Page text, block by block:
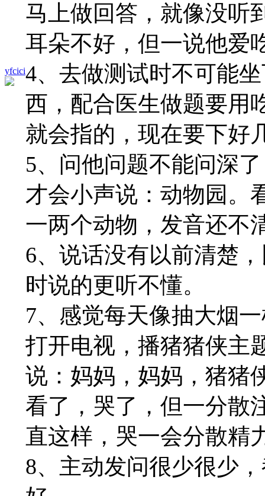
yfcici
马上做回答，就像没听
耳朵不好，但一说他爱
4、去做测试时不可能
西，配合医生做题要用
就会指的，现在要下好
5、问他问题不能问深
才会小声说：动物园。
一两个动物，发音还不
6、说话没有以前清楚
时说的更听不懂。
7、感觉每天像抽大烟
打开电视，播猪猪侠主
说：妈妈，妈妈，猪猪
看了，哭了，但一分散
直这样，哭一会分散精
8、主动发问很少很少